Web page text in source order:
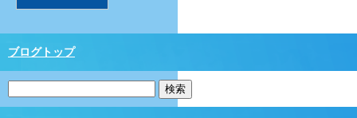
ブログトップ